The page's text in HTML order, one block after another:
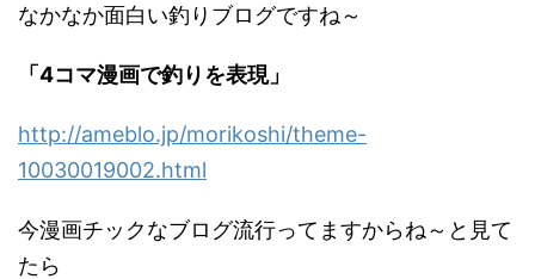
なかなか面白い釣りブログですね～
「4コマ漫画で釣りを表現」
http://ameblo.jp/morikoshi/theme-
10030019002.html
今漫画チックなブログ流行ってますからね～と見て
たら